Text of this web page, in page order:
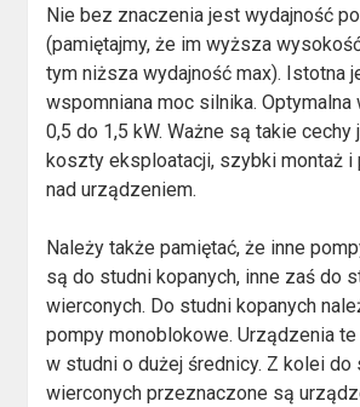
Nie bez znaczenia jest wydajność
(pamiętajmy, że im wyższa
tym niższa wydajność max). Istotna
wspomniana moc silnika. Optymalna
0,5 do 1,5 kW. Ważne są takie cechy
koszty eksploatacji, szybki montaż i
nad urządzeniem.
Należy także pamiętać, że inne
są do studni kopanych, inne zaś do
wierconych. Do studni kopanych
pompy monoblokowe. Urządzenia
w studni o dużej średnicy. Z kolei do
wierconych przeznaczone są